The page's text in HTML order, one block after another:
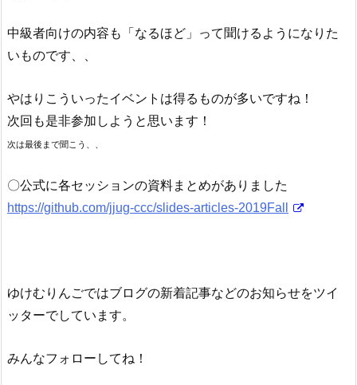
中級者向けの内容も「なるほど」って聞けるようになりた
いものです、、
やはりこういったイベントは得るものが多いですね！
次回も是非参加しようと思います！
次は最後まで聞こう、、
〇公式に各セッションの資料まとめがありました
https://github.com/jjug-ccc/slides-articles-2019Fall
ゆけむりんごではブログの新着記事などのお知らせをツイ
ッターでしています。
みんなフォローしてね！